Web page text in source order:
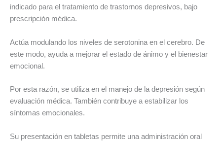
indicado para el tratamiento de trastornos depresivos, bajo
prescripción médica.
Actúa modulando los niveles de serotonina en el cerebro. De
este modo, ayuda a mejorar el estado de ánimo y el bienestar
emocional.
Por esta razón, se utiliza en el manejo de la depresión según
evaluación médica. También contribuye a estabilizar los
síntomas emocionales.
Su presentación en tabletas permite una administración oral